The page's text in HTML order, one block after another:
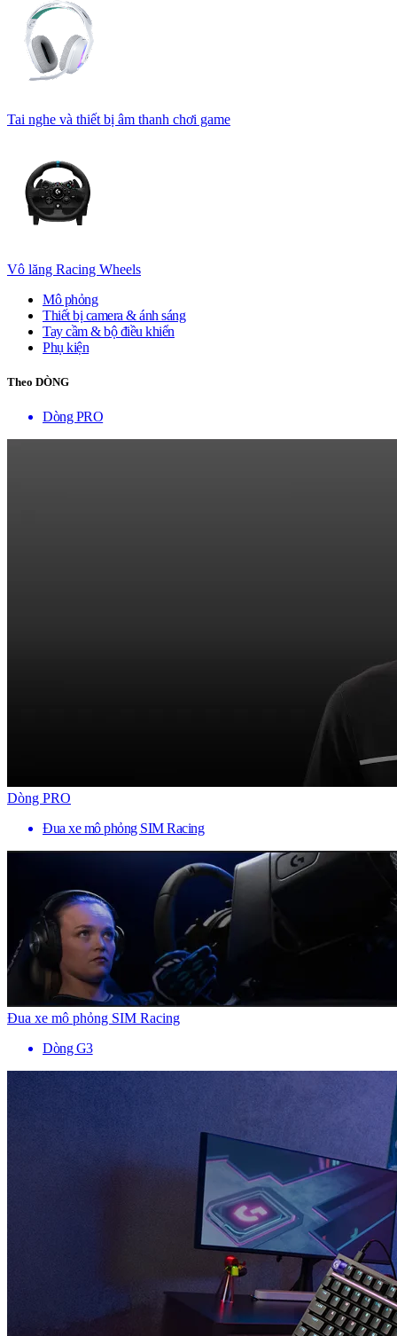
Tai nghe và thiết bị âm thanh chơi game
Vô lăng Racing Wheels
Mô phỏng
Thiết bị camera & ánh sáng
Tay cầm & bộ điều khiển
Phụ kiện
Theo DÒNG
Dòng PRO
Dòng PRO
Đua xe mô phỏng SIM Racing
Đua xe mô phỏng SIM Racing
Dòng G3